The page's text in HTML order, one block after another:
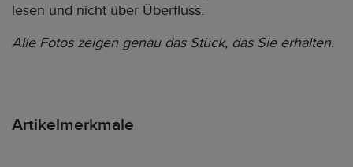
lesen und nicht über Überfluss.
Alle Fotos zeigen genau das Stück, das Sie erhalten.
Artikelmerkmale